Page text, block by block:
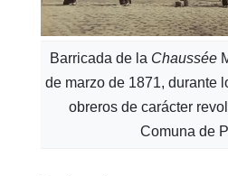
Barricada de la Chaussée
de marzo de 1871, durante
obreros de carácter
Comuna de